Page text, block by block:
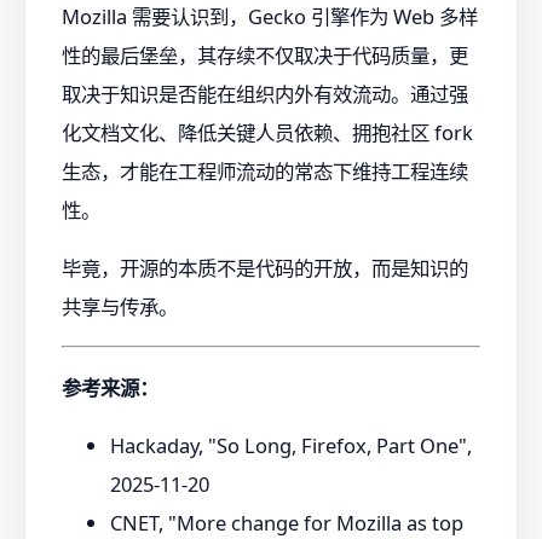
Mozilla 需要认识到，Gecko 引擎作为 Web 多样
性的最后堡垒，其存续不仅取决于代码质量，更
取决于知识是否能在组织内外有效流动。通过强
化文档文化、降低关键人员依赖、拥抱社区 fork
生态，才能在工程师流动的常态下维持工程连续
性。
毕竟，开源的本质不是代码的开放，而是知识的
共享与传承。
参考来源：
Hackaday, "So Long, Firefox, Part One",
2025-11-20
CNET, "More change for Mozilla as top